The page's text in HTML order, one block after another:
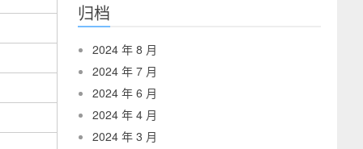
归档
2024 年 8 月
2024 年 7 月
2024 年 6 月
2024 年 4 月
2024 年 3 月